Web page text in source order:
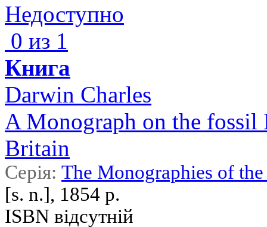
Недоступно
0 из 1
Книга
Darwin Charles
A Monograph on the fossil
Britain
Серія: The Monographies of
[s. n.], 1854 р.
ISBN відсутній